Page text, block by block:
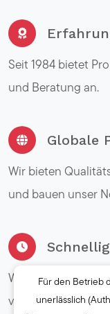
Seit 1984 bietet
und Beratung an.
Globale
Wir bieten
und bauen unser
Wir bieten Ihnen
von 24 Stunden
Für den Betrieb
unerlässlich